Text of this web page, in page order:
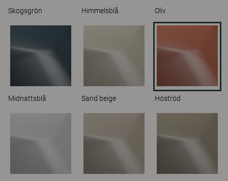
Skogsgrön Himmelsblå Oliv
Midnattsblå Sand beige Höströd